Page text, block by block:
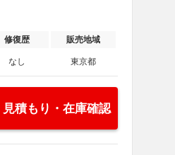
修復歴 販売地域
なし 東京都
見積もり・在庫確認